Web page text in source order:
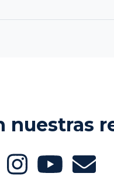
nuestras